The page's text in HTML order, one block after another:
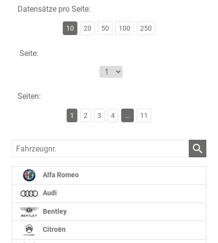
Datensätze pro Seite:
10 20 50 100 250
Seite:
Seiten:
1 2 3 4 ... 11
Fahrzeugnr.
Alfa Romeo
Audi
Bentley
Citroën